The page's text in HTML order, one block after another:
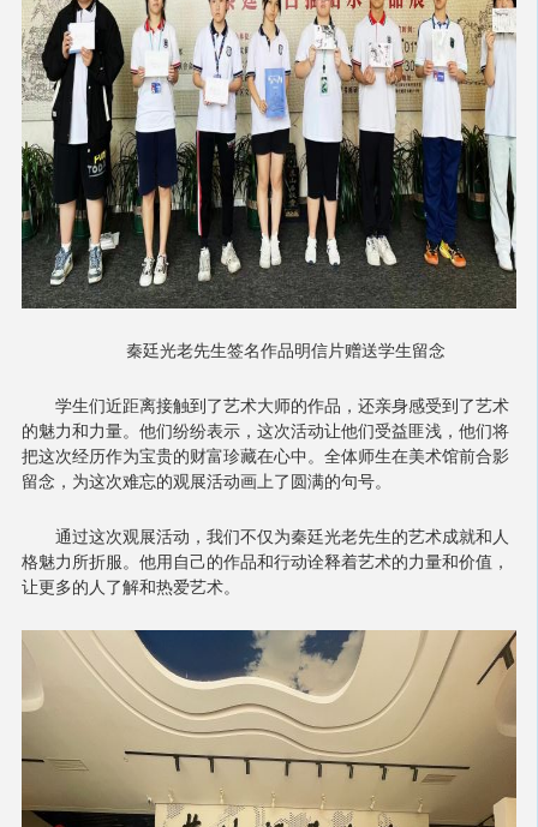
秦廷光老先生签名作品明信片赠送学生留念
学生们近距离接触到了艺术大师的作品，还亲身感受到了艺术
的魅力和力量。他们纷纷表示，这次活动让他们受益匪浅，他们将
把这次经历作为宝贵的财富珍藏在心中。全体师生在美术馆前合影
留念，为这次难忘的观展活动画上了圆满的句号。
通过这次观展活动，我们不仅为秦廷光老先生的艺术成就和人
格魅力所折服。他用自己的作品和行动诠释着艺术的力量和价值，
让更多的人了解和热爱艺术。